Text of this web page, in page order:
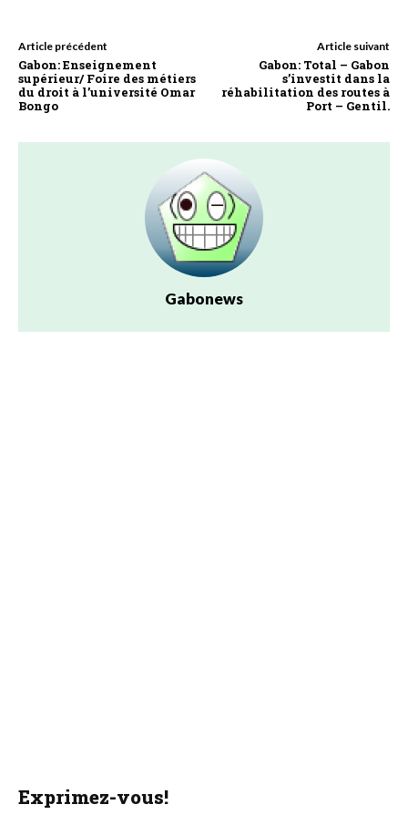
Article précédent
Gabon: Enseignement
supérieur/ Foire des métiers
du droit à l’université Omar
Bongo
Article suivant
Gabon: Total – Gabon
s’investit dans la
réhabilitation des routes à
Port – Gentil.
Gabonews
Exprimez-vous!